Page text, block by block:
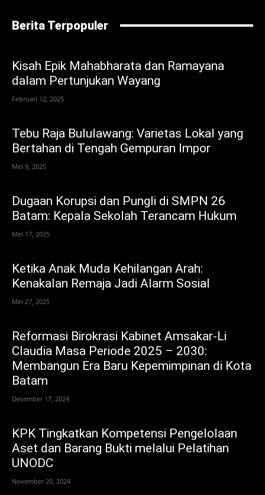
Berita Terpopuler
Kisah Epik Mahabharata dan Ramayana
dalam Pertunjukan Wayang
Februari 12, 2025
Tebu Raja Bululawang: Varietas Lokal yang
Bertahan di Tengah Gempuran Impor
Mei 9, 2025
Dugaan Korupsi dan Pungli di SMPN 26
Batam: Kepala Sekolah Terancam Hukum
Mei 17, 2025
Ketika Anak Muda Kehilangan Arah:
Kenakalan Remaja Jadi Alarm Sosial
Mei 27, 2025
Reformasi Birokrasi Kabinet Amsakar-Li
Claudia Masa Periode 2025 – 2030:
Membangun Era Baru Kepemimpinan di Kota
Batam
Desember 17, 2024
KPK Tingkatkan Kompetensi Pengelolaan
Aset dan Barang Bukti melalui Pelatihan
UNODC
November 20, 2024